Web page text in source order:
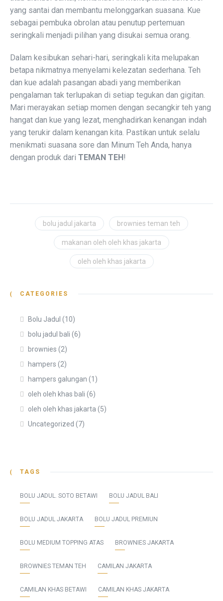
yang santai dan membantu melonggarkan suasana. Kue
sebagai pembuka obrolan atau penutup pertemuan
seringkali menjadi pilihan yang disukai semua orang.
Dalam kesibukan sehari-hari, seringkali kita melupakan
betapa nikmatnya menyelami kelezatan sederhana. Teh
dan kue adalah pasangan abadi yang memberikan
pengalaman tak terlupakan di setiap tegukan dan gigitan.
Mari merayakan setiap momen dengan secangkir teh yang
hangat dan kue yang lezat, menghadirkan kenangan indah
yang terukir dalam kenangan kita. Pastikan untuk selalu
menikmati suasana sore dan Minum Teh Anda, hanya
dengan produk dari TEMAN TEH !
bolu jadul jakarta brownies teman teh
makanan oleh oleh khas jakarta
oleh oleh khas jakarta
CATEGORIES
Bolu Jadul (10)
bolu jadul bali (6)
brownies (2)
hampers (2)
hampers galungan (1)
oleh oleh khas bali (6)
oleh oleh khas jakarta (5)
Uncategorized (7)
TAGS
BOLU JADUL. SOTO BETAWI BOLU JADUL BALI
BOLU JADUL JAKARTA BOLU JADUL PREMIUN
BOLU MEDIUM TOPPING ATAS BROWNIES JAKARTA
BROWNIES TEMAN TEH CAMILAN JAKARTA
CAMILAN KHAS BETAWI CAMILAN KHAS JAKARTA